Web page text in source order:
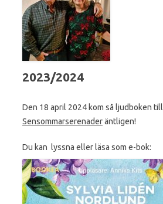
2023/2024
Den 18 april 2024 kom så ljudboken till
Sensommarserenaderäntligen!
Du kan lyssna eller läsa som e-bok: